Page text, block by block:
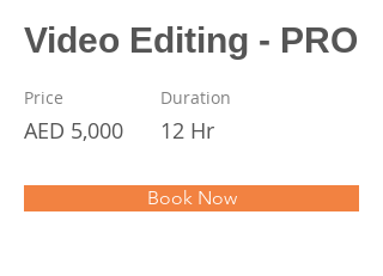
Video Editing - PRO
Price
AED 5,000
Duration
12 Hr
Book Now